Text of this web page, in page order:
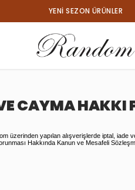
YENI SEZON ÜRÜNLER
CAYMA HAKKI
üzerinden yapılan alışverişlerde iptal, iade
Hakkında Kanun ve Mesafeli